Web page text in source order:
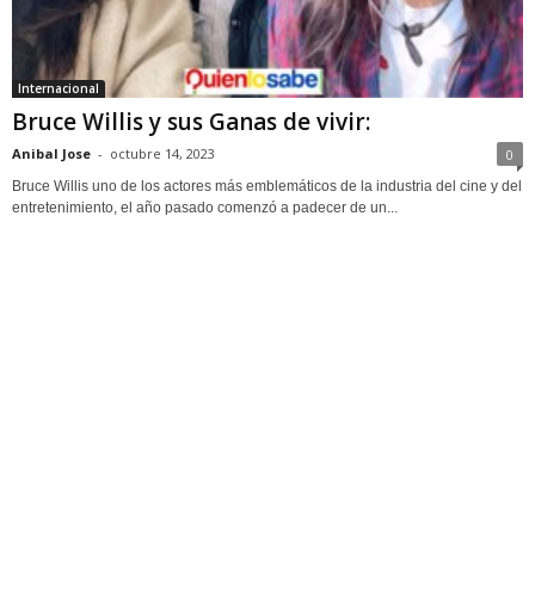
Internacional
Bruce Willis y sus Ganas de vivir:
Anibal Jose - octubre 14, 2023 0
Bruce Willis uno de los actores más emblemáticos de la industria del cine y del
entretenimiento, el año pasado comenzó a padecer de un...